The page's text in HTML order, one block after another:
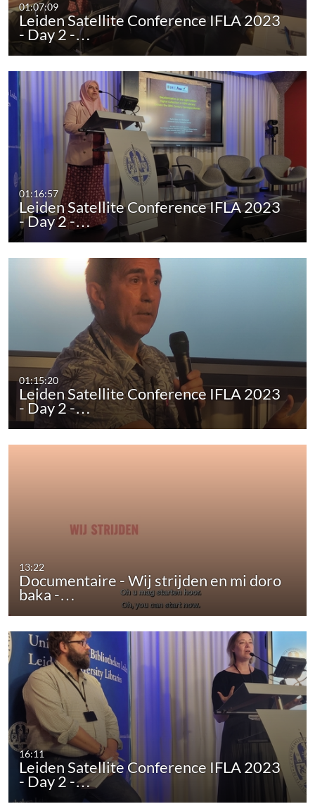
01:07:09
Leiden Satellite Conference IFLA 2023
- Day 2 -…
01:16:57
Leiden Satellite Conference IFLA 2023
- Day 2 -…
01:15:20
Leiden Satellite Conference IFLA 2023
- Day 2 -…
13:22
Documentaire - Wij strijden en mi doro
baka -…
16:11
Leiden Satellite Conference IFLA 2023
- Day 2 -…